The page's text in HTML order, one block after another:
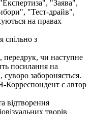
"Заява",
"Тест-драйв",
на правах
спільно з
передрук, чи наступне
посилання на
забороняється.
Корреспондент є автор
відтворення
творів